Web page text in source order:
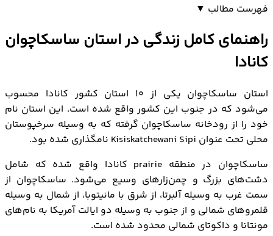
فهرست مطالب ▼
راهنمای کامل زندگی در استان ساسکاچوان کانادا
تاریخچه استان ساسکاچوان
آب و هوای ساسکاچوان
استانداردهای زندگی در ساسکاچوان
هزینه های زندگی در ساسکاچوان
مهم‌ترین شهرهای ساسکاچوان
نحوه مهاجرت به ساسکاچوان
راهنمای کامل زندگی در استان ساسکاچوان
کانادا
استان ساسکاچوان یکی از ۱۰ استان کشور کانادا محسوب
می‌شود که در جنوب این کشور واقع شده است. این استان نام
خود را از رودخانه ساسکاچوان گرفته که به وسیله سرخپوستان
محلی تحت عنوان Kisiskatchewani Sipi نامگذاری شده بود.
ساسکاچوان در منطقه prairie کانادا واقع شده که شامل
دشت‌های بزرگ و چمن‌زارهای وسیع می‌شود. ساسکاچوان از
سمت غرب به وسیله آلبرتا، از شرق با مانیتوبا، از شمال به وسیله
قلمروهای شمالی و از جنوب به وسیله دو ایالت آمریکا به نام‌های
مونتانا و داکوتای شمالی محدود شده است.